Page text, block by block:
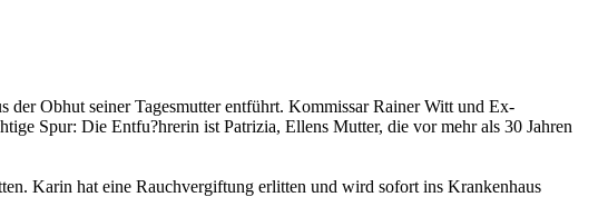
der Obhut seiner Tagesmutter entführt. Kommissar Rainer Witt und Ex-
Spur: Die Entfu?hrerin ist Patrizia, Ellens Mutter, die vor mehr als 30 Jahren
Karin hat eine Rauchvergiftung erlitten und wird sofort ins Krankenhaus